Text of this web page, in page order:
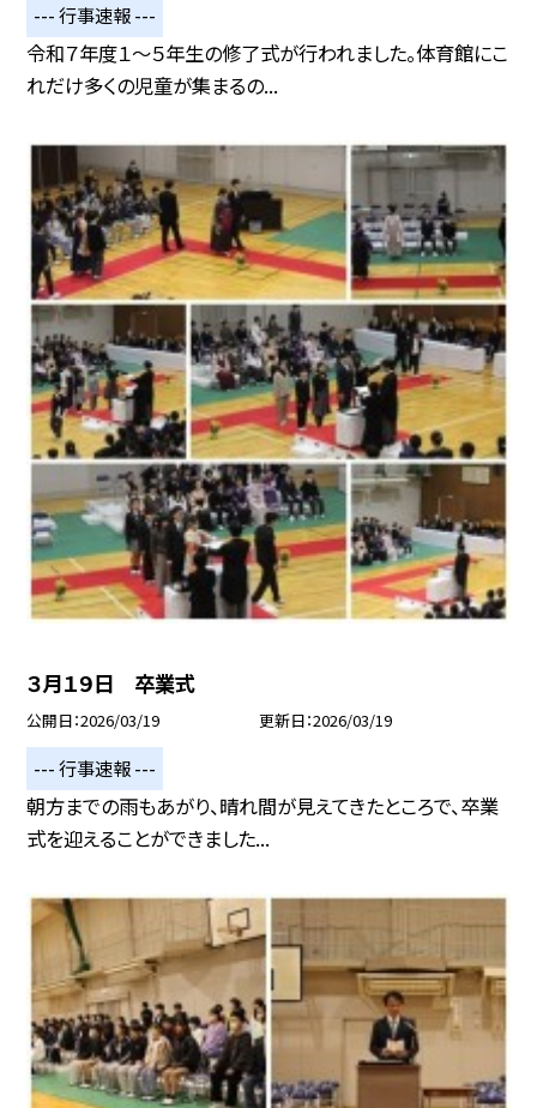
--- 行事速報 ---
令和７年度１～５年生の修了式が行われました。体育館にこ
れだけ多くの児童が集まるの...
３月１９日 卒業式
公開日 2026/03/19 更新日 2026/03/19
--- 行事速報 ---
朝方までの雨もあがり、晴れ間が見えてきたところで、卒業
式を迎えることができました...